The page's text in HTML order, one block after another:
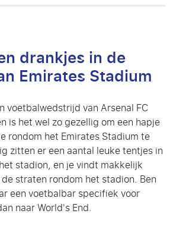
drankjes in de
Emirates Stadium
voetbalwedstrijd van Arsenal FC
is het wel zo gezellig om een hapje
rondom het Emirates Stadium te
zitten er een aantal leuke tentjes in
stadion, en je vindt makkelijk
straten rondom het stadion. Ben
een voetbalbar specifiek voor
naar World's End.